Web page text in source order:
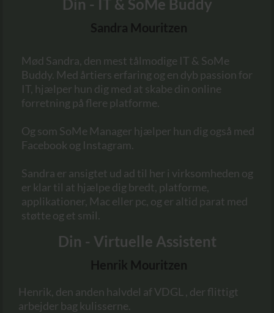
Din - IT & SoMe Buddy
Sandra Mouritzen
Mød Sandra, den mest tålmodige IT & SoMe
Buddy. Med årtiers erfaring og en dyb passion for
IT, hjælper hun dig med at skabe din online
forretning på flere platforme.
Og som SoMe Manager hjælper hun dig også med
Facebook og Instagram.
Sandra er ansigtet ud ad til her i virksomheden og
er klar til at hjælpe dig bredt, platforme,
applikationer, Mac eller pc, og er altid parat med
støtte og et smil.
Din - Virtuelle Assistent
Henrik Mouritzen
Henrik, den anden halvdel af VDGL , der flittigt
arbejder bag kulisserne.